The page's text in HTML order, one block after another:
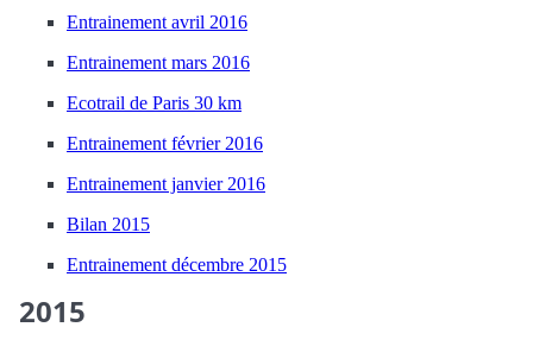
Entrainement avril 2016
Entrainement mars 2016
Ecotrail de Paris 30 km
Entrainement février 2016
Entrainement janvier 2016
Bilan 2015
Entrainement décembre 2015
2015